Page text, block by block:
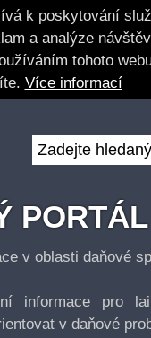
k poskytování
a analýze
tohoto
Více informací
PORTÁL
v oblasti daňové
informace pro
v daňové